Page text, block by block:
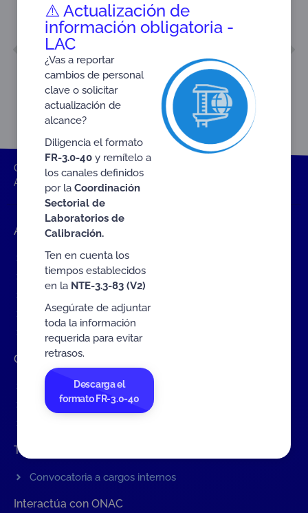
ANTERIOR
Acta No. 9 de 2019
ONAC Inicio ONAC Documentos
Acta No. 10 de 2020
Accesos rápidos
Eventos
Tarifas MIT
Acredítate con ONAC
Documentos
Contratación de Bienes y Servicios
Contratación de bienes y servicios
Procesos en curso
Trabaje con nosotros
Convocatoria a cargos internos
Interactúa con ONAC
⚠️ Actualización de
información obligatoria -
LAC
¿Vas a reportar
cambios de personal
clave o solicitar
actualización de
alcance?
Diligencia el formato
FR-3.0-40y remítelo a
los canales definidos
por la Coordinación
Sectorial de
Laboratorios de
Calibración.
Ten en cuenta los
tiempos establecidos
en la NTE-3.3-83 (V2)
Asegúrate de adjuntar
toda la información
requerida para evitar
retrasos.
Descarga el
formato FR-3.0-40